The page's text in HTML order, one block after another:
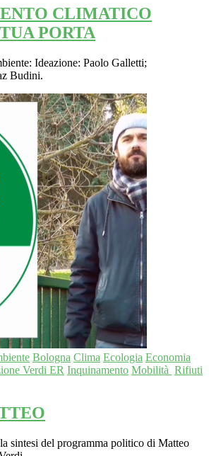
CLIMATICO
PORTA
Ideazione: Paolo Galletti;
Budini.
Bologna Clima Ecologia Economia
Verdi ER Inquinamento Mobilità Rifiuti
sintesi del programma politico di Matteo